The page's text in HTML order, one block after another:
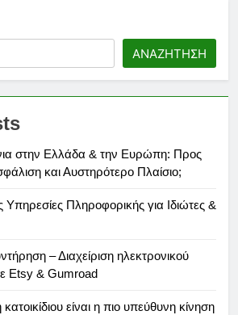
Ασφαλιστικός Πράκτορας
6 Μήνες Ago
Ασφάλεια Υγείας: Κόστος,
6 Μήνες Ago
Εμπορευμάτων: Η Στρατηγική
Επιχείρησης
6 Μήνες Ago
ΑΝΑΖΉΤΗΣΗ
στην Ελλάδα & την Ευρώπη: Προς
και Αυστηρότερο Πλαίσιο;
Πληροφορικής για Ιδιώτες &
– Διαχείριση ηλεκτρονικού
Etsy & Gumroad
είναι η πιο υπεύθυνη κίνηση